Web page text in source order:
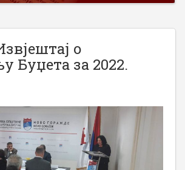
о
Буџета за 2022.